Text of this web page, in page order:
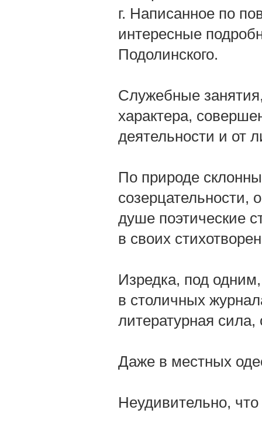
г. Написанное по
интересные
Подолинского.
Служебные
характера,
деятельности и от
По природе
созерцательности,
душе поэтические
в своих
Изредка, под
в столичных
литературная
Даже в местных
Неудивительно,